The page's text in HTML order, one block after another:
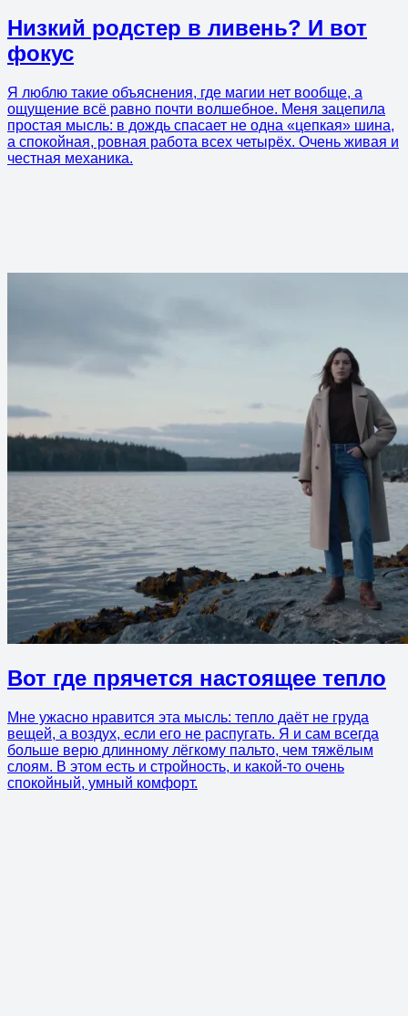
Низкий родстер в ливень? И вот
фокус
Я люблю такие объяснения, где магии нет вообще, а
ощущение всё равно почти волшебное. Меня зацепила
простая мысль: в дождь спасает не одна «цепкая» шина,
а спокойная, ровная работа всех четырёх. Очень живая и
честная механика.
Вот где прячется настоящее тепло
Мне ужасно нравится эта мысль: тепло даёт не груда
вещей, а воздух, если его не распугать. Я и сам всегда
больше верю длинному лёгкому пальто, чем тяжёлым
слоям. В этом есть и стройность, и какой-то очень
спокойный, умный комфорт.